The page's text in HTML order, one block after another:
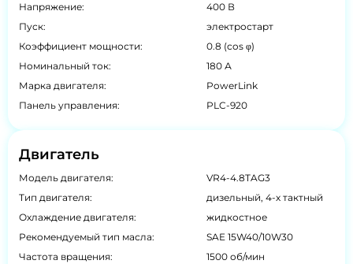
Напряжение:
400 В
Пуск:
электростарт
Коэффициент мощности:
0.8 (cos φ)
Номинальный ток:
180 А
Марка двигателя:
PowerLink
Панель управления:
PLC-920
Двигатель
Модель двигателя:
VR4-4.8TAG3
Тип двигателя:
дизельный, 4-х тактный
Охлаждение двигателя:
жидкостное
Рекомендуемый тип масла:
SAE 15W40/10W30
Частота вращения:
1500 об/мин